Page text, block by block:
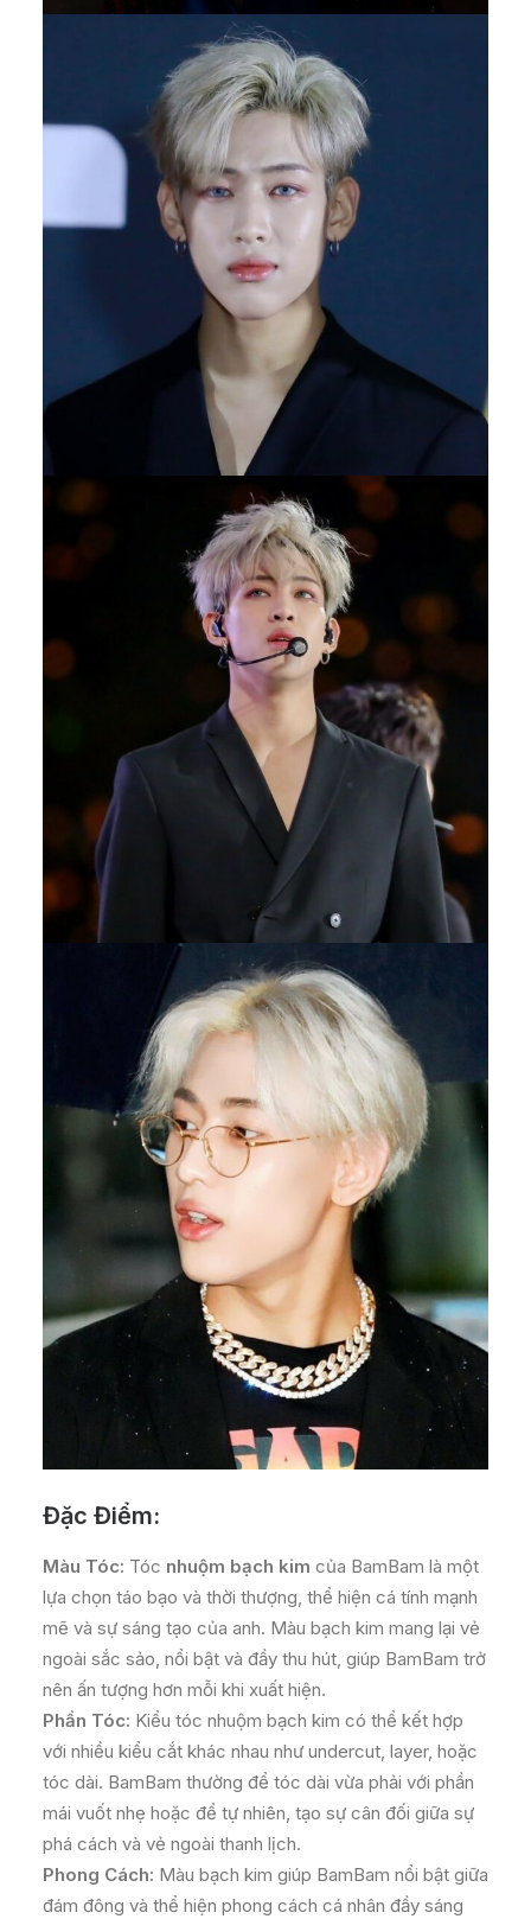
Đặc Điểm:
Màu Tóc: Tóc nhuộm bạch kim của BamBam là một
lựa chọn táo bạo và thời thượng, thể hiện cá tính mạnh
mẽ và sự sáng tạo của anh. Màu bạch kim mang lại vẻ
ngoài sắc sảo, nổi bật và đầy thu hút, giúp BamBam trở
nên ấn tượng hơn mỗi khi xuất hiện.
Phần Tóc: Kiểu tóc nhuộm bạch kim có thể kết hợp
với nhiều kiểu cắt khác nhau như undercut, layer, hoặc
tóc dài. BamBam thường để tóc dài vừa phải với phần
mái vuốt nhẹ hoặc để tự nhiên, tạo sự cân đối giữa sự
phá cách và vẻ ngoài thanh lịch.
Phong Cách: Màu bạch kim giúp BamBam nổi bật giữa
đám đông và thể hiện phong cách cá nhân đầy sáng